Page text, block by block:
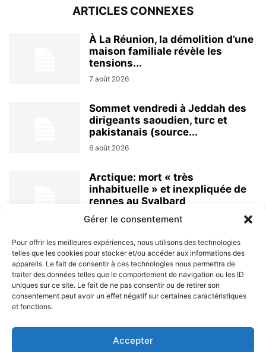
Gérer le consentement
Pour offrir les meilleures expériences, nous utilisons des technologies
telles que les cookies pour stocker et/ou accéder aux informations des
appareils. Le fait de consentir à ces technologies nous permettra de
traiter des données telles que le comportement de navigation ou les ID
uniques sur ce site. Le fait de ne pas consentir ou de retirer son
consentement peut avoir un effet négatif sur certaines caractéristiques
et fonctions.
Accepter
ARTICLES CONNEXES
À La Réunion, la démolition d’une
maison familiale révèle les
tensions...
7 août 2026
Sommet vendredi à Jeddah des
dirigeants saoudien, turc et
pakistanais (source...
6 août 2026
Arctique: mort « très
inhabituelle » et inexpliquée de
rennes au Svalbard
6 août 2026
À PROPOS